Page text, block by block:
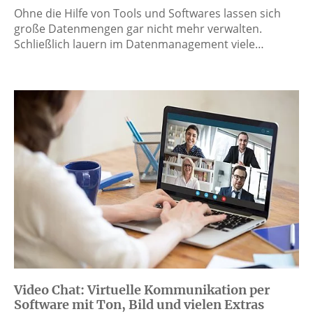
Ohne die Hilfe von Tools und Softwares lassen sich
große Datenmengen gar nicht mehr verwalten.
Schließlich lauern im Datenmanagement viele…
Video Chat: Virtuelle Kommunikation per
Software mit Ton, Bild und vielen Extras